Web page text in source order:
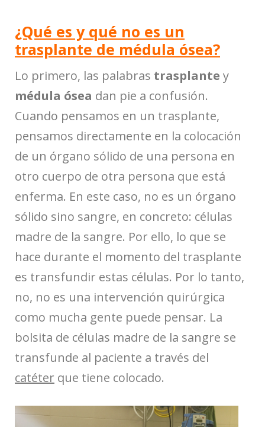
¿Qué es y qué no es un
trasplante de médula ósea?
Lo primero, las palabras trasplante y
médula ósea dan pie a confusión.
Cuando pensamos en un trasplante,
pensamos directamente en la colocación
de un órgano sólido de una persona en
otro cuerpo de otra persona que está
enferma. En este caso, no es un órgano
sólido sino sangre, en concreto: células
madre de la sangre. Por ello, lo que se
hace durante el momento del trasplante
es transfundir estas células. Por lo tanto,
no, no es una intervención quirúrgica
como mucha gente puede pensar. La
bolsita de células madre de la sangre se
transfunde al paciente a través del
catéter que tiene colocado.